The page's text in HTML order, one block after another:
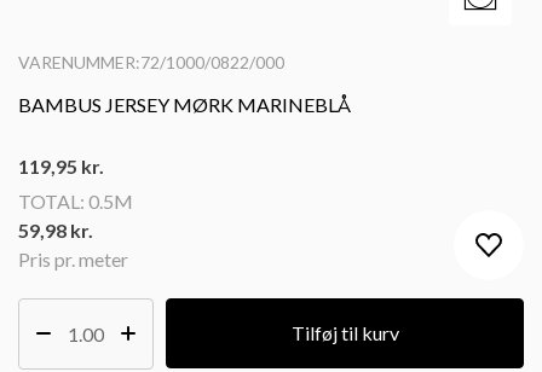
VARENUMMER:72/1000/0822/000
BAMBUS JERSEY MØRK MARINEBLÅ
Pris pr. meter
119,95 kr.
TOTAL: 0.5M
59,98 kr.
Tilføj til kurv